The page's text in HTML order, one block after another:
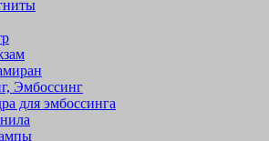
Эмбоссинг
для эмбоссинга